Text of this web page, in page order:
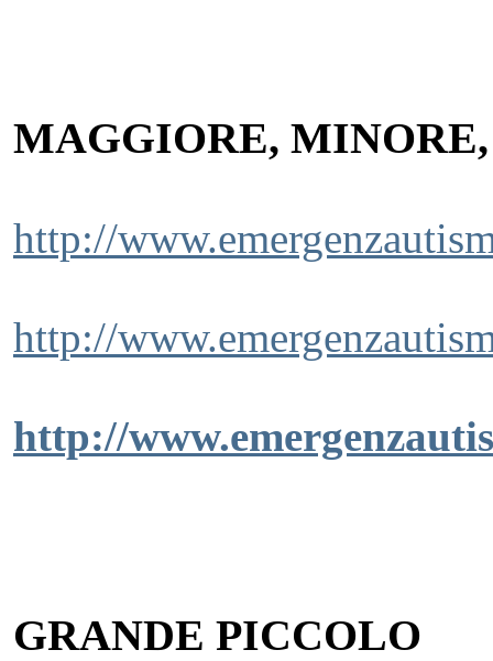
MAGGIORE,
http://
http://
http://
GRANDE PICCOLO